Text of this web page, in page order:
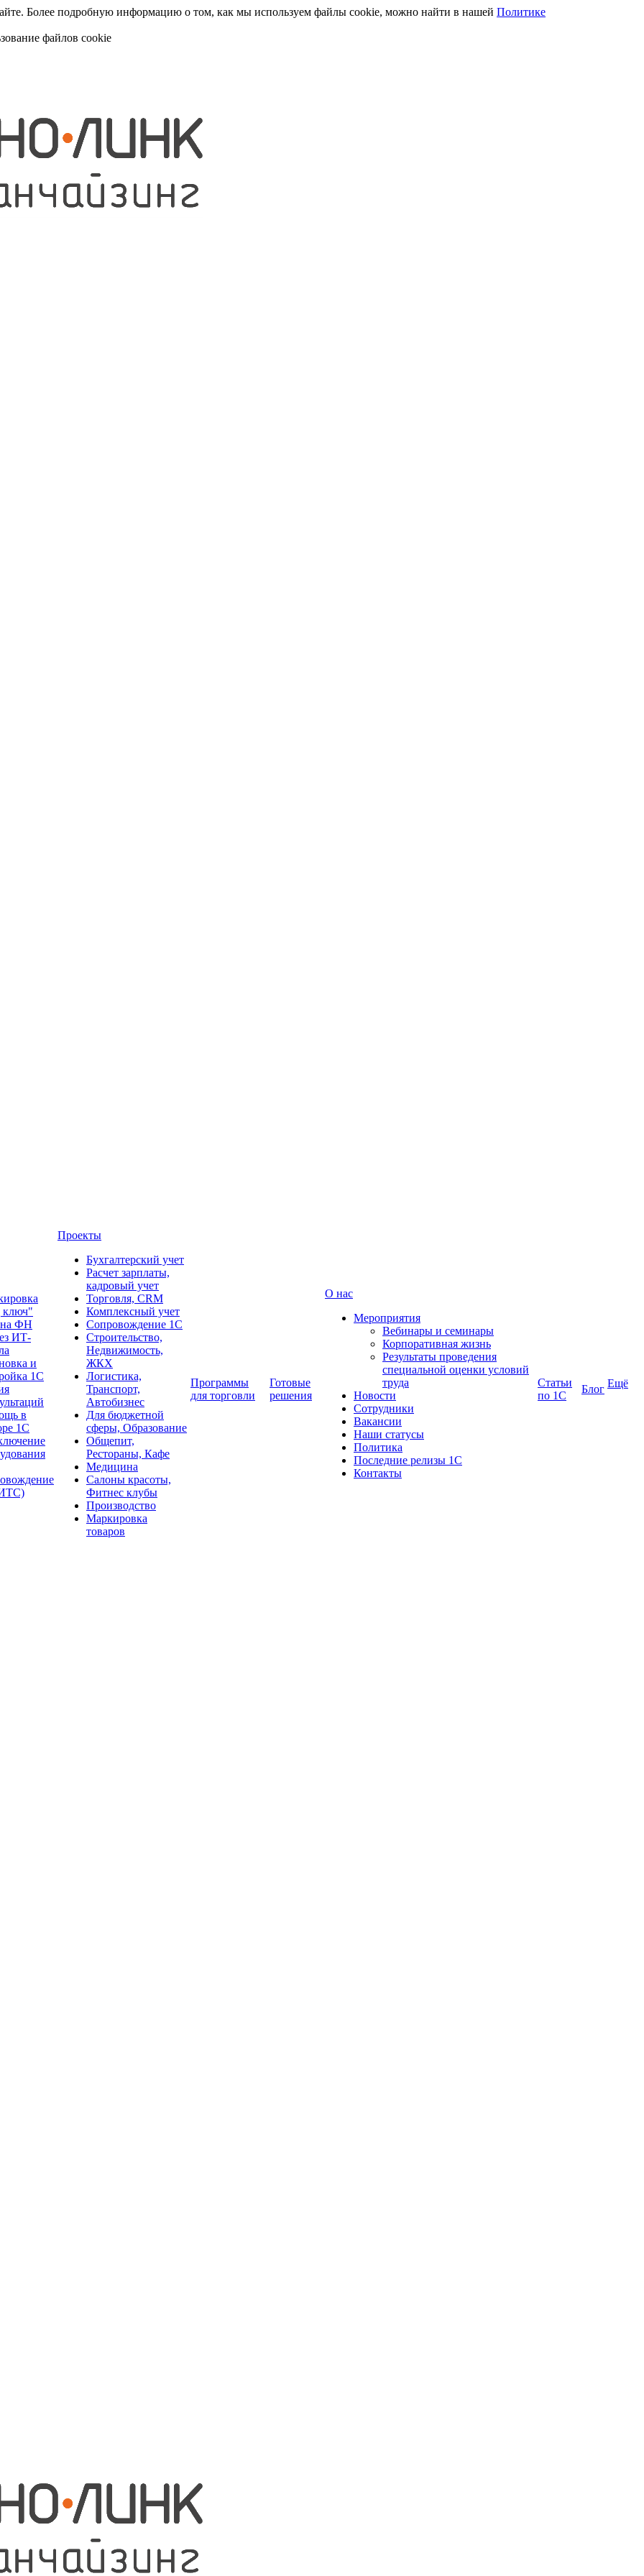
Более подробную информацию о том, как мы используем файлы cookie, можно найти в нашей Политике
файлов cookie
ключ"
ФН
ИТ-
и
1С
в
1С
Проекты
Бухгалтерский учет
Расчет зарплаты,
кадровый учет
Торговля, CRM
Комплексный учет
Сопровождение 1С
Строительство,
Недвижимость,
ЖКХ
Логистика,
Транспорт,
Автобизнес
Для бюджетной
сферы, Образование
Общепит,
Рестораны, Кафе
Медицина
Салоны красоты,
Фитнес клубы
Производство
Маркировка
товаров
Программы
для торговли
Готовые
решения
О нас
Мероприятия
Вебинары и семинары
Корпоративная жизнь
Результаты проведения
специальной оценки условий
труда
Новости
Сотрудники
Вакансии
Наши статусы
Политика
Последние релизы 1C
Контакты
Статьи
по 1С
Блог Ещё